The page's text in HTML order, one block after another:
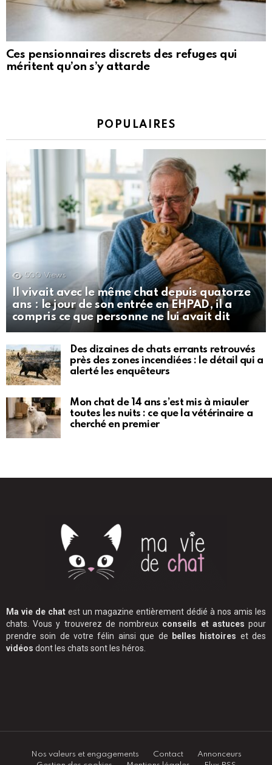
Ces pensionnaires discrets des refuges qui
méritent qu’on s’y attarde
POPULAIRES
500 Views
Il vivait avec le même chat depuis quatorze
ans : le jour de son entrée en EHPAD, il a
compris ce que personne ne lui avait dit
Des dizaines de chats errants retrouvés
près des zones incendiées : le détail qui a
alerté les enquêteurs
Mon chat de 14 ans s’est mis à miauler
toutes les nuits : ce que la vétérinaire a
cherché en premier
Ma vie de chat est un magazine entièrement dédié à nos amis les
chats. Vous y trouverez de nombreux conseils et astuces pour
prendre soin de votre félin ainsi que de belles histoires et des
vidéos dont les chats sont les héros.
Nos valeurs et engagements Contact
Annonceurs